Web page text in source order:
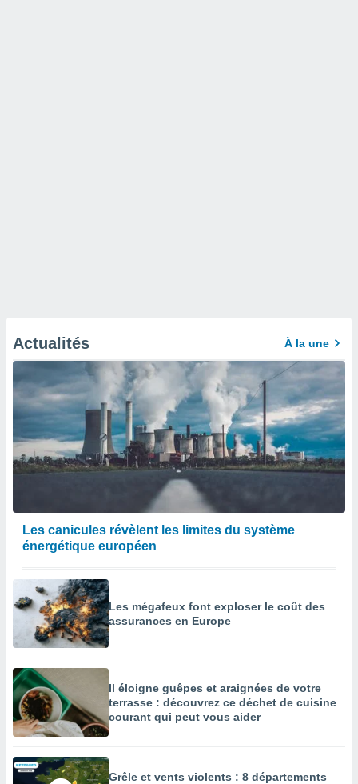
Actualités À la une
Les canicules révèlent les limites du système
énergétique européen
Les mégafeux font exploser le coût des
assurances en Europe
Il éloigne guêpes et araignées de votre
terrasse : découvrez ce déchet de cuisine
courant qui peut vous aider
Grêle et vents violents : 8 départements